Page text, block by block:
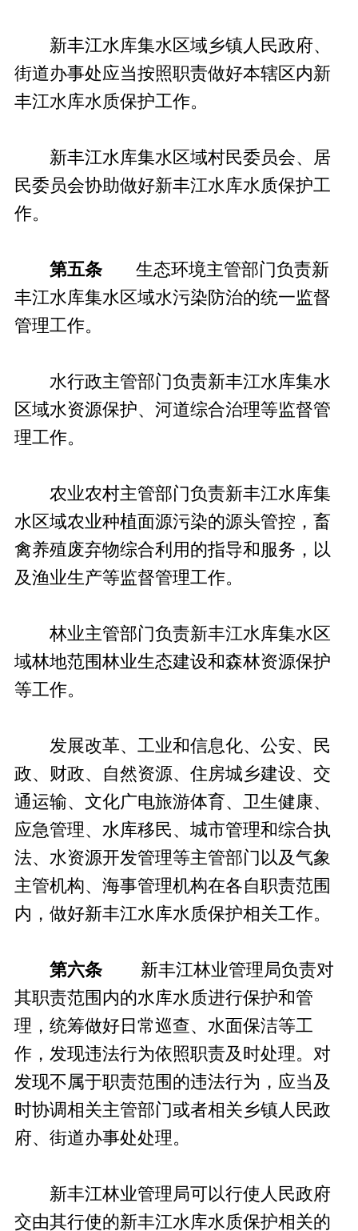
新丰江水库集水区域乡镇人民政府、
街道办事处应当按照职责做好本辖区内新
丰江水库水质保护工作。
新丰江水库集水区域村民委员会、居
民委员会协助做好新丰江水库水质保护工
作。
第五条 生态环境主管部门负责新
丰江水库集水区域水污染防治的统一监督
管理工作。
水行政主管部门负责新丰江水库集水
区域水资源保护、河道综合治理等监督管
理工作。
农业农村主管部门负责新丰江水库集
水区域农业种植面源污染的源头管控，畜
禽养殖废弃物综合利用的指导和服务，以
及渔业生产等监督管理工作。
林业主管部门负责新丰江水库集水区
域林地范围林业生态建设和森林资源保护
等工作。
发展改革、工业和信息化、公安、民
政、财政、自然资源、住房城乡建设、交
通运输、文化广电旅游体育、卫生健康、
应急管理、水库移民、城市管理和综合执
法、水资源开发管理等主管部门以及气象
主管机构、海事管理机构在各自职责范围
内，做好新丰江水库水质保护相关工作。
第六条 新丰江林业管理局负责对
其职责范围内的水库水质进行保护和管
理，统筹做好日常巡查、水面保洁等工
作，发现违法行为依照职责及时处理。对
发现不属于职责范围的违法行为，应当及
时协调相关主管部门或者相关乡镇人民政
府、街道办事处处理。
新丰江林业管理局可以行使人民政府
交由其行使的新丰江水库水质保护相关的